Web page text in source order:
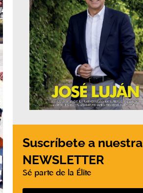
Suscríbete a nuestra
NEWSLETTER
Sé parte de la Élite